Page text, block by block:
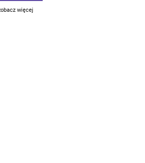
więcej